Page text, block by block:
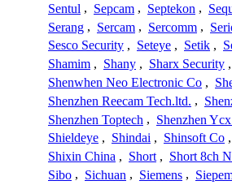
Sentul , Sepcam , Septekon ,
Serang , Sercam , Sercomm ,
Sesco Security , Seteye , Setik ,
Shamim , Shany , Sharx Security ,
Shenwhen Neo Electronic Co ,
Shenzhen Reecam Tech.ltd. ,
Shenzhen Toptech , Shenzhen
Shieldeye , Shindai , Shinsoft Co ,
Shixin China , Short , Short 8ch
Sibo , Sichuan , Siemens ,